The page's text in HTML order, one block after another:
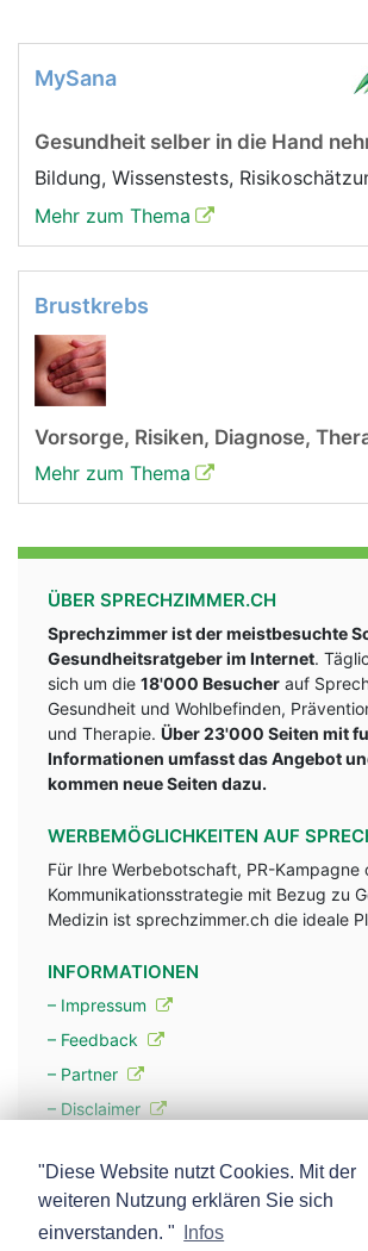
MySana
Gesundheit selber in die Hand
Bildung, Wissenstests,
Mehr zum Thema
Brustkrebs
Vorsorge, Risiken, Diagnose,
Mehr zum Thema
ÜBER SPRECHZIMMER.CH
Sprechzimmer ist der meistbesuchte
Gesundheitsratgeber im Internet.
sich um die 18'000 Besucher auf
Gesundheit und Wohlbefinden,
und Therapie. Über 23'000 Seiten mit
Informationen umfasst das Angebot
kommen neue Seiten dazu.
WERBEMÖGLICHKEITEN AUF
Für Ihre Werbebotschaft, PR-Kampagne
Kommunikationsstrategie mit Bezug zu
Medizin ist sprechzimmer.ch die ideale
INFORMATIONEN
– Impressum
– Feedback
– Partner
– Disclaimer
– Werbung
– Mehr über unsere Experten
"Diese Website nutzt Cookies. Mit der
weiteren Nutzung erklären Sie sich
einverstanden. "
Infos